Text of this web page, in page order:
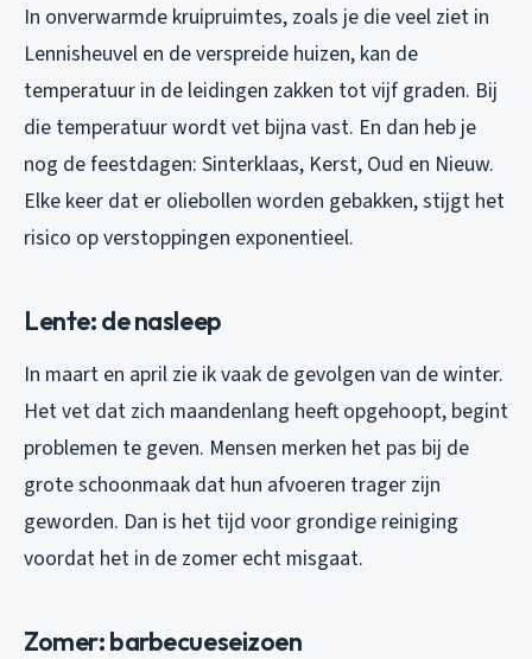
In onverwarmde kruipruimtes, zoals je die veel ziet in
Lennisheuvel en de verspreide huizen, kan de
temperatuur in de leidingen zakken tot vijf graden. Bij
die temperatuur wordt vet bijna vast. En dan heb je
nog de feestdagen: Sinterklaas, Kerst, Oud en Nieuw.
Elke keer dat er oliebollen worden gebakken, stijgt het
risico op verstoppingen exponentieel.
Lente: de nasleep
In maart en april zie ik vaak de gevolgen van de winter.
Het vet dat zich maandenlang heeft opgehoopt, begint
problemen te geven. Mensen merken het pas bij de
grote schoonmaak dat hun afvoeren trager zijn
geworden. Dan is het tijd voor grondige reiniging
voordat het in de zomer echt misgaat.
Zomer: barbecueseizoen